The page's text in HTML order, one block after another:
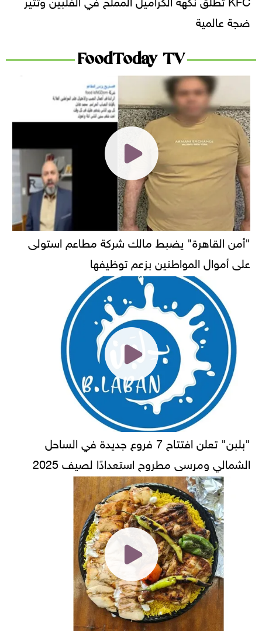
ضجة عالمية
FoodToday TV
"أمن القاهرة" يضبط مالك شركة مطاعم استولى
على أموال المواطنين بزعم توظيفها
"بلبن" تعلن افتتاح 7 فروع جديدة في الساحل
الشمالي ومرسى مطروح استعدادًا لصيف 2025